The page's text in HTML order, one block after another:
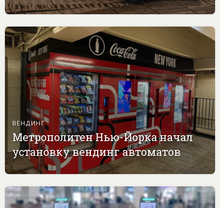
ВЕНДИНГ
Метрополитен Нью-Йорка начал
установку вендинг автоматов